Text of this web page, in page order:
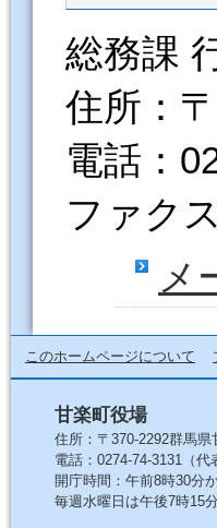
総務課
住所：
電話：
ファク
メ
このホームページについて
甘楽町役場
住所：〒370-2292群馬
電話：0274-74-3131（
開庁時間：午前8時30分
毎週水曜日は午後7時15